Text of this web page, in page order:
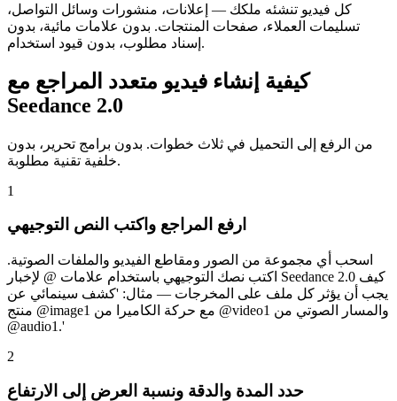
كل فيديو تنشئه ملكك — إعلانات، منشورات وسائل التواصل،
تسليمات العملاء، صفحات المنتجات. بدون علامات مائية، بدون
إسناد مطلوب، بدون قيود استخدام.
كيفية إنشاء فيديو متعدد المراجع مع
Seedance 2.0
من الرفع إلى التحميل في ثلاث خطوات. بدون برامج تحرير، بدون
خلفية تقنية مطلوبة.
1
ارفع المراجع واكتب النص التوجيهي
اسحب أي مجموعة من الصور ومقاطع الفيديو والملفات الصوتية.
اكتب نصك التوجيهي باستخدام علامات @ لإخبار Seedance 2.0 كيف
يجب أن يؤثر كل ملف على المخرجات — مثال: 'كشف سينمائي عن
منتج @image1 مع حركة الكاميرا من @video1 والمسار الصوتي من
@audio1.'
2
حدد المدة والدقة ونسبة العرض إلى الارتفاع